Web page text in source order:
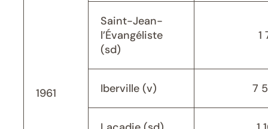
1961
Saint-Jean-
l’Évangéliste
(sd)
1
Iberville (v) 7